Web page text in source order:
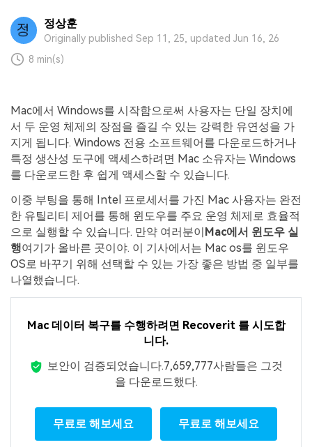
정상훈
Originally published Sep 11, 25, updated Jun 16, 26
8 min(s)
Mac에서 Windows를 시작함으로써 사용자는 단일 장치에
서 두 운영 체제의 장점을 즐길 수 있는 강력한 유연성을 가
지게 됩니다. Windows 전용 소프트웨어를 다운로드하거나
특정 생산성 도구에 액세스하려면 Mac 소유자는 Windows
를 다운로드한 후 쉽게 액세스할 수 있습니다.
이중 부팅을 통해 Intel 프로세서를 가진 Mac 사용자는 완전
한 유틸리티 제어를 통해 윈도우를 주요 운영 체제로 효율적
으로 실행할 수 있습니다. 만약 여러분이Mac에서 윈도우 실
행여기가 올바른 곳이야. 이 기사에서는 Mac os를 윈도우
OS로 바꾸기 위해 선택할 수 있는 가장 좋은 방법 중 일부를
나열했습니다.
Mac 데이터 복구를 수행하려면 Recoverit 를 시도합
니다.
보안이 검증되었습니다.7,659,780사람들은 그것
을 다운로드했다.
무료로 해보세요 무료로 해보세요